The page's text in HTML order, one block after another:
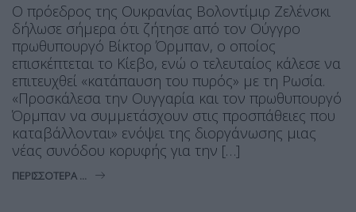
Ο πρόεδρος της Ουκρανίας Βολοντίμιρ Ζελένσκι
δήλωσε σήμερα ότι ζήτησε από τον Ούγγρο
πρωθυπουργό Βίκτορ Όρμπαν, ο οποίος
επισκέπτεται το Κίεβο, ενώ ο τελευταίος κάλεσε να
επιτευχθεί «κατάπαυση του πυρός» με τη Ρωσία.
«Προσκάλεσα την Ουγγαρία και τον πρωθυπουργό
Όρμπαν να συμμετάσχουν στις προσπάθειες που
καταβάλλονται» ενόψει της διοργάνωσης μιας
νέας συνόδου κορυφής για την […]
ΠΕΡΙΣΣΌΤΕΡΑ ...